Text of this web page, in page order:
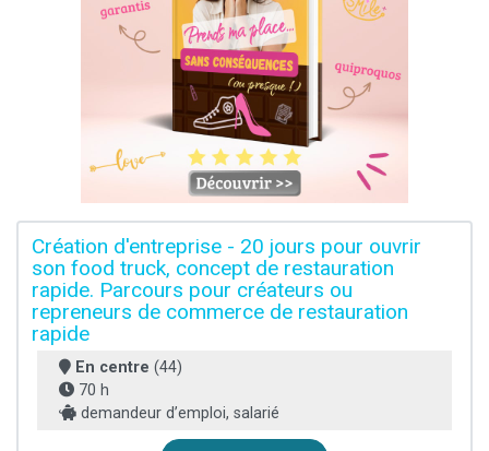
Création d'entreprise - 20 jours pour ouvrir
son food truck, concept de restauration
rapide. Parcours pour créateurs ou
repreneurs de commerce de restauration
rapide
En centre (44)
70 h
demandeur d’emploi, salarié